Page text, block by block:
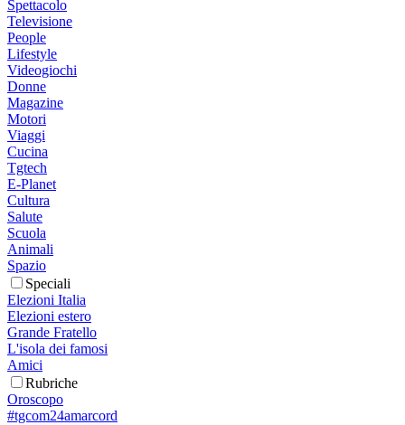
Spettacolo
Televisione
People
Lifestyle
Videogiochi
Donne
Magazine
Motori
Viaggi
Cucina
Tgtech
E-Planet
Cultura
Salute
Scuola
Animali
Spazio
Speciali
Elezioni Italia
Elezioni estero
Grande Fratello
L'isola dei famosi
Amici
Rubriche
Oroscopo
#tgcom24amarcord